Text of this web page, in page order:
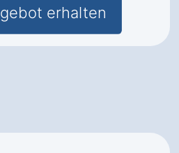
erhalten